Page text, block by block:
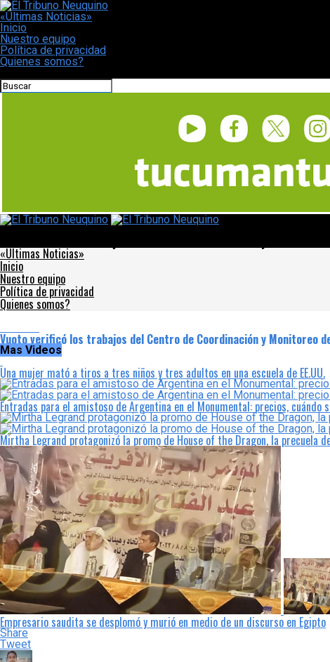
«Últimas Noticias»
Inicio
Nuestro equipo
Política de privacidad
Quienes somos?
«Últimas Noticias»
Inicio
Nuestro equipo
Política de privacidad
Quienes somos?
Vuoto verificó los trabajos del Centro de Coordinación y Monitoreo
Mas Videos
Una mujer mató a tiros a tres niños y tres adultos en una escuela de EE.UU.
Entradas para el amistoso de Argentina en el Monumental: precios, cuándo
Mirtha Legrand protagonizó la promo de House of the Dragon, la precuela
Empresario saudita se desplomó y murió en medio de un discurso en Egipto
Share
Tweet